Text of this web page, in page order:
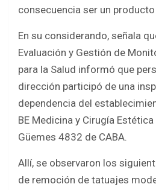
consecuencia ser un
En su considerando, señala
Evaluación y Gestión de
para la Salud informó que
dirección participó de una
dependencia del
BE Medicina y Cirugía
Güemes 4832 de CABA.
Allí, se observaron los
de remoción de tatuajes